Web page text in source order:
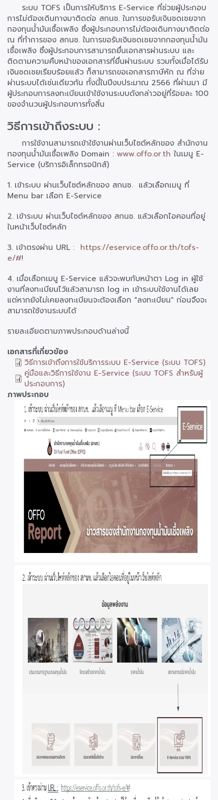
ระบบ TOFS เป็นการให้บริการ E-Service ที่ช่วยผู้ประกอบ
การไม่ต้องเดินทางมาติดต่อ สกนช. ในการขอรับเงินชดเชยจาก
กองทุนน้ำมันเชื้อเพลิง ซึ่งผู้ประกอบการไม่ต้องเดินทางมาติดต่อ
ณ ที่ทำการของ สกนช. ในการขอรับเงินชดเชยจากกองทุนน้ำมัน
เชื้อเพลิง ซึ่งผู้ประกอบการสามารถยื่นเอกสารผ่านระบบ และ
ติดตามความคืบหน้าของเอกสารที่ยื่นผ่านระบบ รวมทั้งเมื่อได้รับ
เงินชดเชยเรียบร้อยแล้ว ก็สามารถขอเอกสารภาษีหัก ณ ที่จ่าย
ผ่านระบบได้เช่นเดียวกัน ทั้งนี้ในปีงบประมาณ 2566 ที่ผ่านมา มี
ผู้ประกอบการลงทะเบียนเข้าใช้งานระบบดังกล่าวอยู่ที่ร้อยละ 100
ของจำนวนผู้ประกอบการทั้งสิ้น
วิธีการเข้าถึงระบบ :
การใช้งานสามารถเข้าใช้งานผ่านเว็บไซต์หลักของ สำนักงาน
กองทุนน้ำมันเชื้อเพลิง Domain : www.offo.or.th ในเมนู E-
Service (บริการอิเล็กทรอนิกส์)
1. เข้าระบบ ผ่านเว็บไซต์หลักของ สกนช. แล้วเลือกเมนู ที่
Menu bar เลือก E-Service
2. เข้าระบบ ผ่านเว็บไซต์หลักของ สกนช. แล้วเลือกไอคอนที่อยู่
ในหน้าเว็บไซต์หลัก
3. เข้าตรงผ่าน URL : https://eservice.offo.or.th/tofs-
e/#!
4. เมื่อเลือกเมนู E-Service แล้วจะพบกับหน้าตา Log in ผู้ใช้
งานที่ลงทะเบียนไว้แล้วสามารถ log in เข้าระบบใช้งานได้เลย
แต่หากยังไม่เคยลงทะเบียนจะต้องเลือก "ลงทะเบียน" ก่อนจึงจะ
สามารถใช้งานระบบได้
รายละเอียดตามภาพประกอบด้านล่างนี้
เอกสารที่เกี่ยวข้อง
วิธีการเข้าถึงการใช้บริการระบบ E-Service (ระบบ TOFS)
คู่มือและวิธีการใช้งาน E-Service (ระบบ TOFS สำหรับผู้
ประกอบการ)
ภาพประกอบ